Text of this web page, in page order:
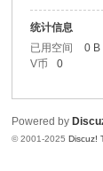
统计信息
已用空间
0 B
V币
0
Powered by
© 2001-2025Discuz!